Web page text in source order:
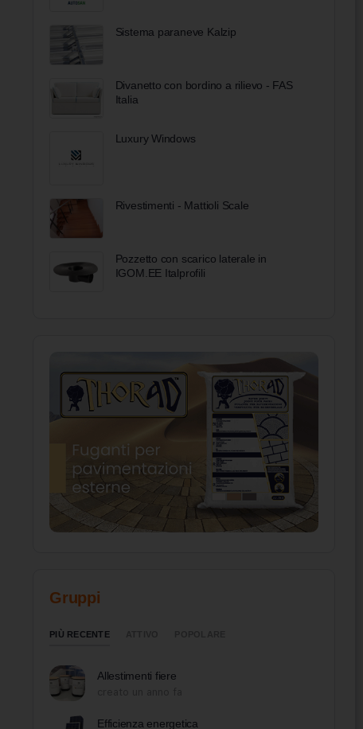
Sistema paraneve Kalzip
Divanetto con bordino a rilievo - FAS
Italia
Luxury Windows
Rivestimenti - Mattioli Scale
Pozzetto con scarico laterale in
IGOM.EE Italprofili
Gruppi
PIÙ RECENTE
Allestimenti fiere
Efficienza energetica